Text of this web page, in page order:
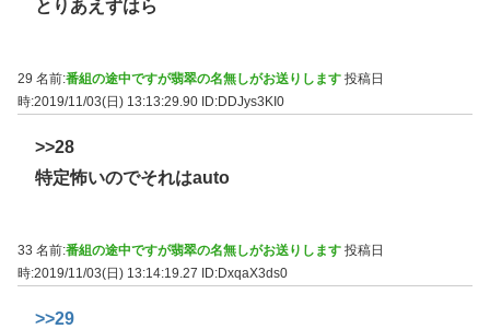
とりあえずはら
29 名前:番組の途中ですが翡翠の名無しがお送りします 投稿日
時:2019/11/03(日) 13:13:29.90 ID:DDJys3KI0
>>28
特定怖いのでそれはauto
33 名前:番組の途中ですが翡翠の名無しがお送りします 投稿日
時:2019/11/03(日) 13:14:19.27 ID:DxqaX3ds0
>>29